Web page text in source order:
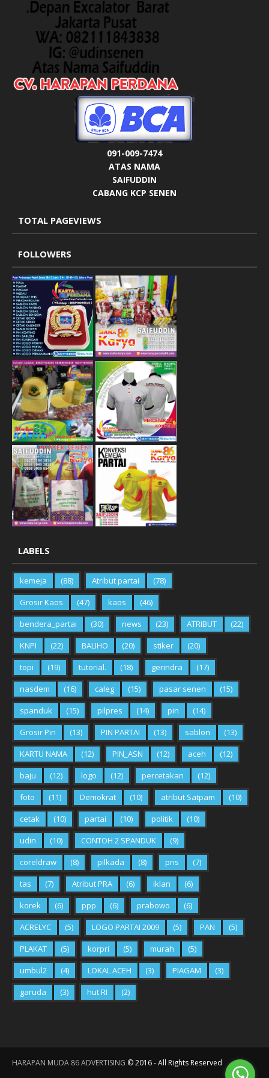
091-009-7474
ATAS NAMA
SAIFUDDIN
CABANG KCP SENEN
TOTAL PAGEVIEWS
FOLLOWERS
LABELS
kemeja (88) Atribut partai
(78)
Grosir Kaos
(47) kaos
(46)
bendera_partai
(30) news (23) ATRIBUT
(22)
KNPI
(22) BALIHO (20) stiker
(20)
topi
(19) tutorial. (18) gerindra
(17)
nasdem
(16) caleg (15) pasar senen
(15)
spanduk
(15) pilpres (14) pin
(14)
Grosir Pin
(13) PIN PARTAI (13) sablon
(13)
KARTU NAMA
(12) PIN_ASN (12) aceh
(12)
baju
(12) logo (12) percetakan
(12)
foto
(11) Demokrat (10) atribut Satpam
(10)
cetak
(10) partai (10) politik
(10)
udin
(10) CONTOH 2 SPANDUK
(9)
coreldraw
(8) pilkada (8) pns
(7)
tas
(7) Atribut PRA (6) iklan
(6)
korek
(6) ppp (6) prabowo
(6)
ACRELYC
(5) LOGO PARTAI 2009 (5) PAN
(5)
PLAKAT
(5) korpri (5) murah
(5)
umbul2
(4) LOKAL ACEH (3) PIAGAM
(3)
garuda
(3) hut RI (2)
HARAPAN MUDA 86 ADVERTISING ©2016- All Rights Reserved